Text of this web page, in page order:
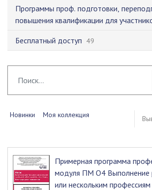
Программы проф. подготовки,
повышения квалификации для
Бесплатный доступ 49
Новинки Моя коллекция
Примерная программа
модуля ПМ О4 Выполнение
или нескольким